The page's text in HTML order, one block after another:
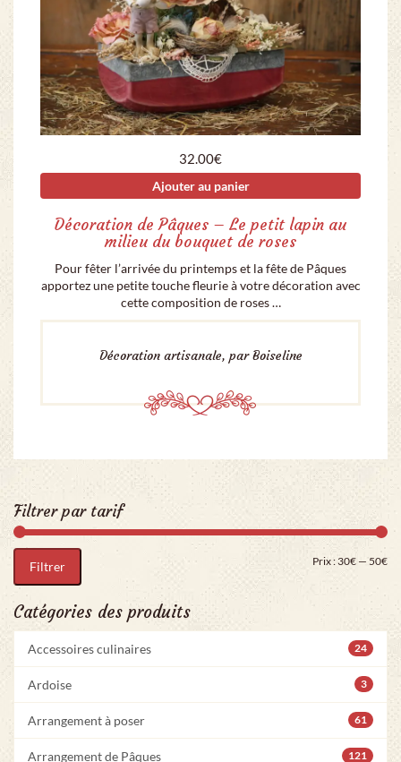
32.00€
Ajouter au panier
Décoration de Pâques – Le petit lapin au
milieu du bouquet de roses
Pour fêter l’arrivée du printemps et la fête de Pâques
apportez une petite touche fleurie à votre décoration avec
cette composition de roses …
Décoration artisanale, par Boiseline
Filtrer par tarif
Filtrer Prix : 30€ —50€
Catégories des produits
Accessoires culinaires 24
Ardoise 3
Arrangement à poser 61
Arrangement de Pâques 121